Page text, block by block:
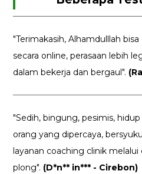
"Terimakasih, Alhamdulllah
secara online, perasaan lebih
dalam bekerja dan bergaul".
"Sedih, bingung, pesimis,
orang yang dipercaya,
layanan coaching clinik melalui
plong". (D*n** in*** - Cirebon)